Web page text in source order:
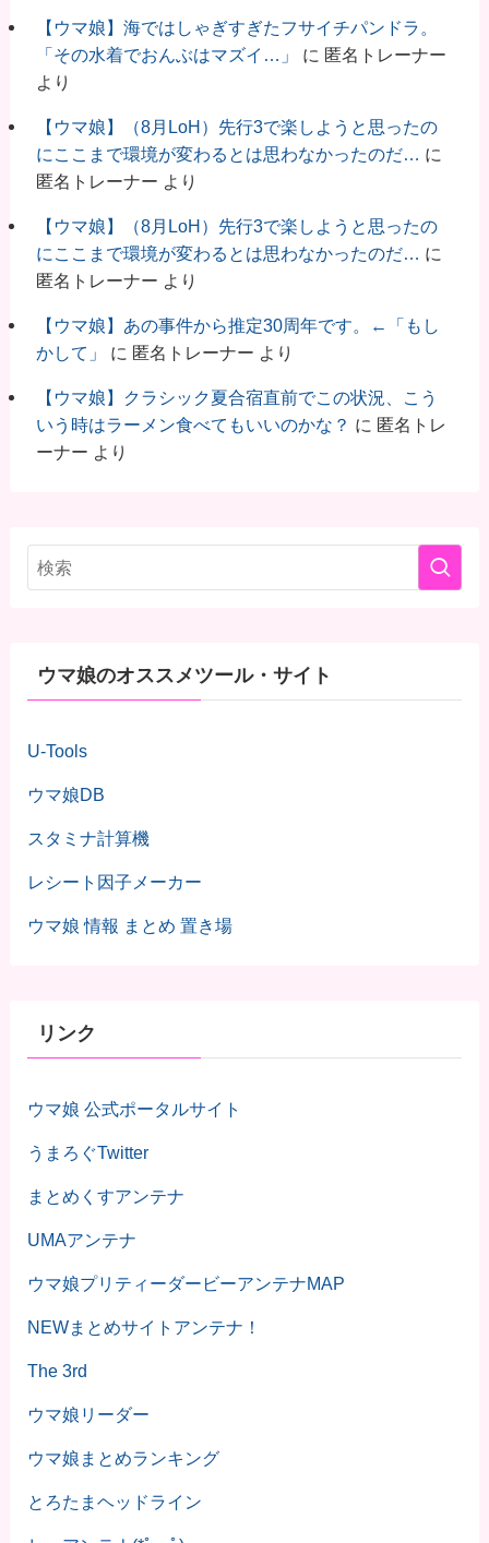
【ウマ娘】海ではしゃぎすぎたフサイチパンドラ。
「その水着でおんぶはマズイ…」
に 匿名トレーナー
より
【ウマ娘】（8月LoH）先行3で楽しようと思ったの
にここまで環境が変わるとは思わなかったのだ… に
匿名トレーナー より
【ウマ娘】（8月LoH）先行3で楽しようと思ったの
にここまで環境が変わるとは思わなかったのだ… に
匿名トレーナー より
【ウマ娘】あの事件から推定30周年です。←「もし
かして」
に 匿名トレーナー より
【ウマ娘】クラシック夏合宿直前でこの状況、こう
いう時はラーメン食べてもいいのかな？ に 匿名トレ
ーナー より
ウマ娘のオススメツール・サイト
U-Tools
ウマ娘DB
スタミナ計算機
レシート因子メーカー
ウマ娘 情報 まとめ 置き場
リンク
ウマ娘 公式ポータルサイト
うまろぐTwitter
まとめくすアンテナ
UMAアンテナ
ウマ娘プリティーダービーアンテナMAP
NEWまとめサイトアンテナ！
The 3rd
ウマ娘リーダー
ウマ娘まとめランキング
とろたまヘッドライン